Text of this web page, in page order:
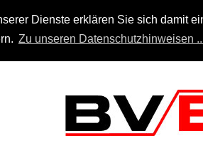
Dienste erklären Sie sich damit
Zu unseren Datenschutzhinweisen